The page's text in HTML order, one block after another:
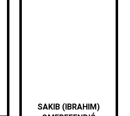
SAKIB (IBRAHIM)